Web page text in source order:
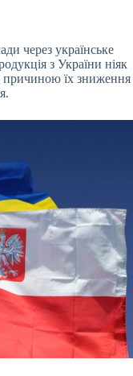
через українське
з України ніяк
причиною їх зниження